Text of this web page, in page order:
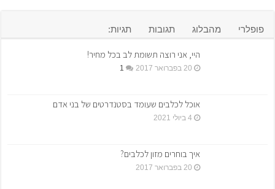
פופלרי מהבלוג תגובות תגיות:
היי, אני רוצה תשומת לב בכל מחיר!
20 בפברואר 2017 1
אוכל לכלבים שעומד בסטנדרטים של בני אדם
4 ביולי 2021
איך בוחרים מזון לכלבים?
20 בפברואר 2017